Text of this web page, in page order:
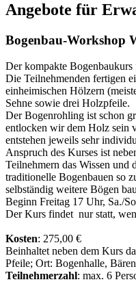
Angebote für
Bogenbau-Workshop
Der kompakte Bogenbaukurs
Die Teilnehmenden fertigen
einheimischen Hölzern
Sehne sowie drei Holzpfeile.
Der Bogenrohling ist schon
entlocken wir dem Holz sein
entstehen jeweils sehr
Anspruch des Kurses ist
Teilnehmern das Wissen und
traditionelle Bogenbauen so
selbständig weitere Bögen
Beginn Freitag 17 Uhr, Sa./
Der Kurs findet nur statt,
Kosten: 275,00 €
Beinhaltet neben dem Kurs
Pfeile; Ort: Bogenhalle,
Teilnehmerzahl: max. 6